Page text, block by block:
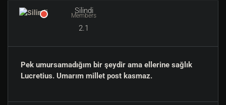
Silindi
Members
2.1
Pek umursamadığım bir şeydir ama ellerine sağlık
Lucretius. Umarım millet post kasmaz.